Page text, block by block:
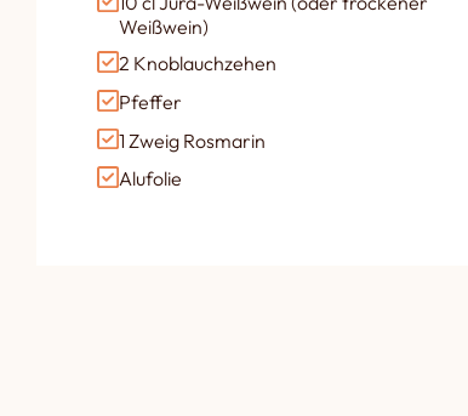
Weißwein)
2 Knoblauchzehen
Pfeffer
1 Zweig Rosmarin
Alufolie